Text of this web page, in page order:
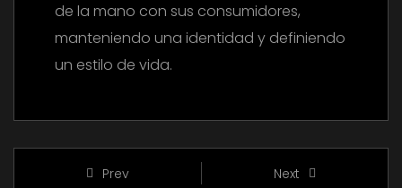
de la mano con sus consumidores,
manteniendo una identidad y definiendo
un estilo de vida.
Prev Next